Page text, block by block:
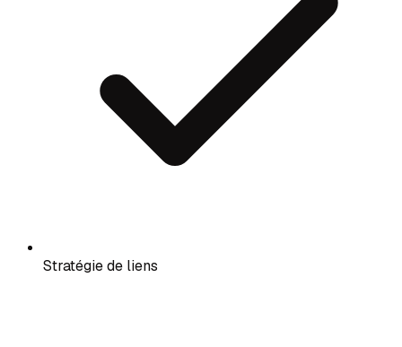
Stratégie de liens